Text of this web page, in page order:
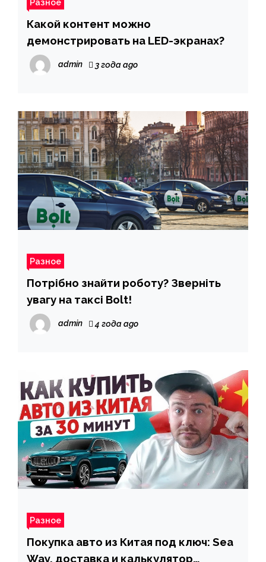
Разное
Какой контент можно
демонстрировать на LED-экранах?
admin 3 года ago
Разное
Потрібно знайти роботу? Зверніть
увагу на таксі Bolt!
admin 4 года ago
Разное
Покупка авто из Китая под ключ: Sea
Way, доставка и калькулятор